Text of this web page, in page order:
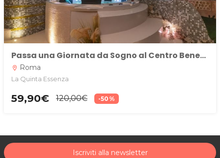
Passa una Giornata da Sogno al Centro Benessere La Quinta Essenza! - 50%
location_on Roma
La Quinta Essenza
59,90€ 120,00€ -50%
Iscriviti alla newsletter